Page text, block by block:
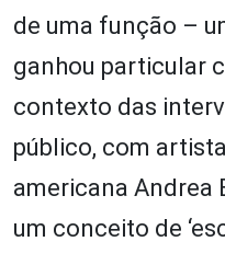
de uma função –
ganhou particular
contexto das
público, com
americana Andrea
um conceito de